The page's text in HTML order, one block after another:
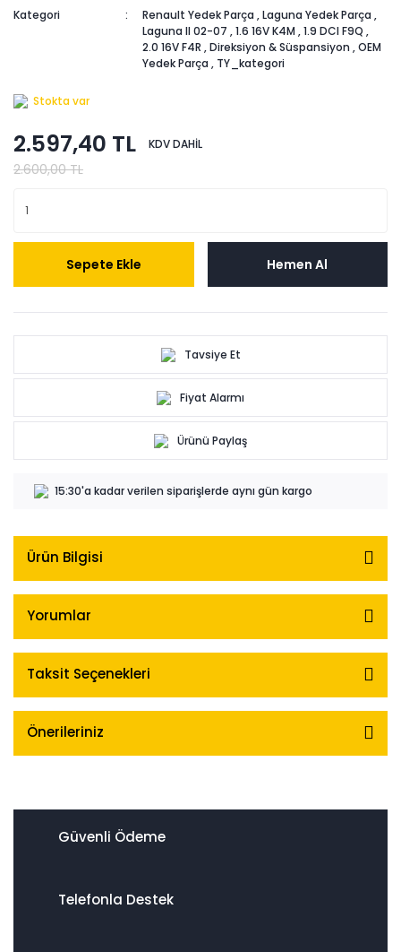
Kategori
Renault Yedek Parça ,Laguna Yedek Parça ,
Laguna II 02-07 ,1.6 16V K4M ,1.9 DCI F9Q ,
2.0 16V F4R ,Direksiyon & Süspansiyon ,OEM
Yedek Parça , TY_kategori
Stokta var
2.597,40 TL KDV DAHİL
2.600,00 TL
Sepete Ekle Hemen Al
Tavsiye Et
Fiyat Alarmı
Ürünü Paylaş
15:30'a kadar verilen siparişlerde aynı gün kargo
Ürün Bilgisi
Yorumlar
Taksit Seçenekleri
Önerileriniz
Güvenli Ödeme
Telefonla Destek